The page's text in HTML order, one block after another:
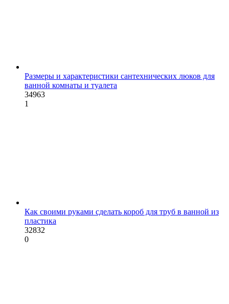
Размеры и характеристики сантехнических люков для
ванной комнаты и туалета
34963
1
Как своими руками сделать короб для труб в ванной из
пластика
32832
0